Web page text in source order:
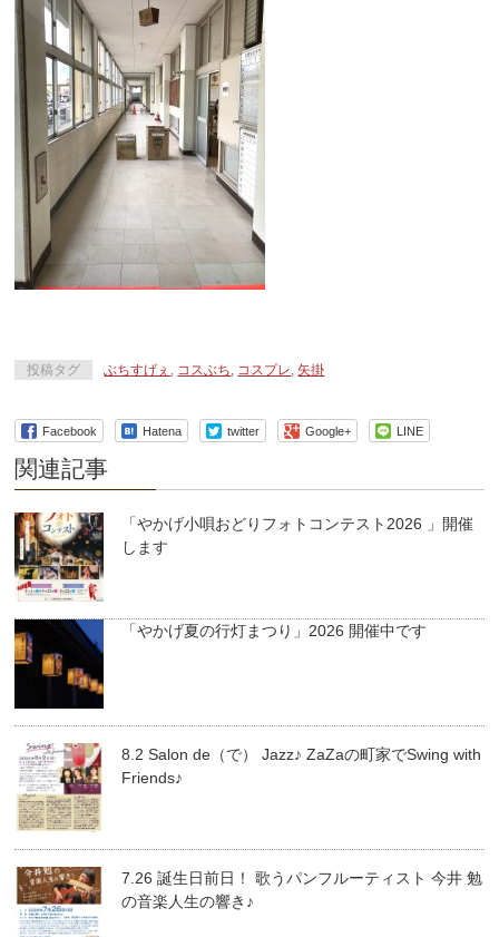
投稿タグ ぶちすげぇ コスぶち コスプレ ,矢掛
Facebook Hatena twitter Google+ LINE
関連記事
「やかげ小唄おどりフォトコンテスト2026 」開催
します
「やかげ夏の行灯まつり」2026 開催中です
8.2 Salon de（で） Jazz♪ ZaZaの町家でSwing with
Friends♪
7.26 誕生日前日！ 歌うパンフルーティスト 今井 勉
の音楽人生の響き♪